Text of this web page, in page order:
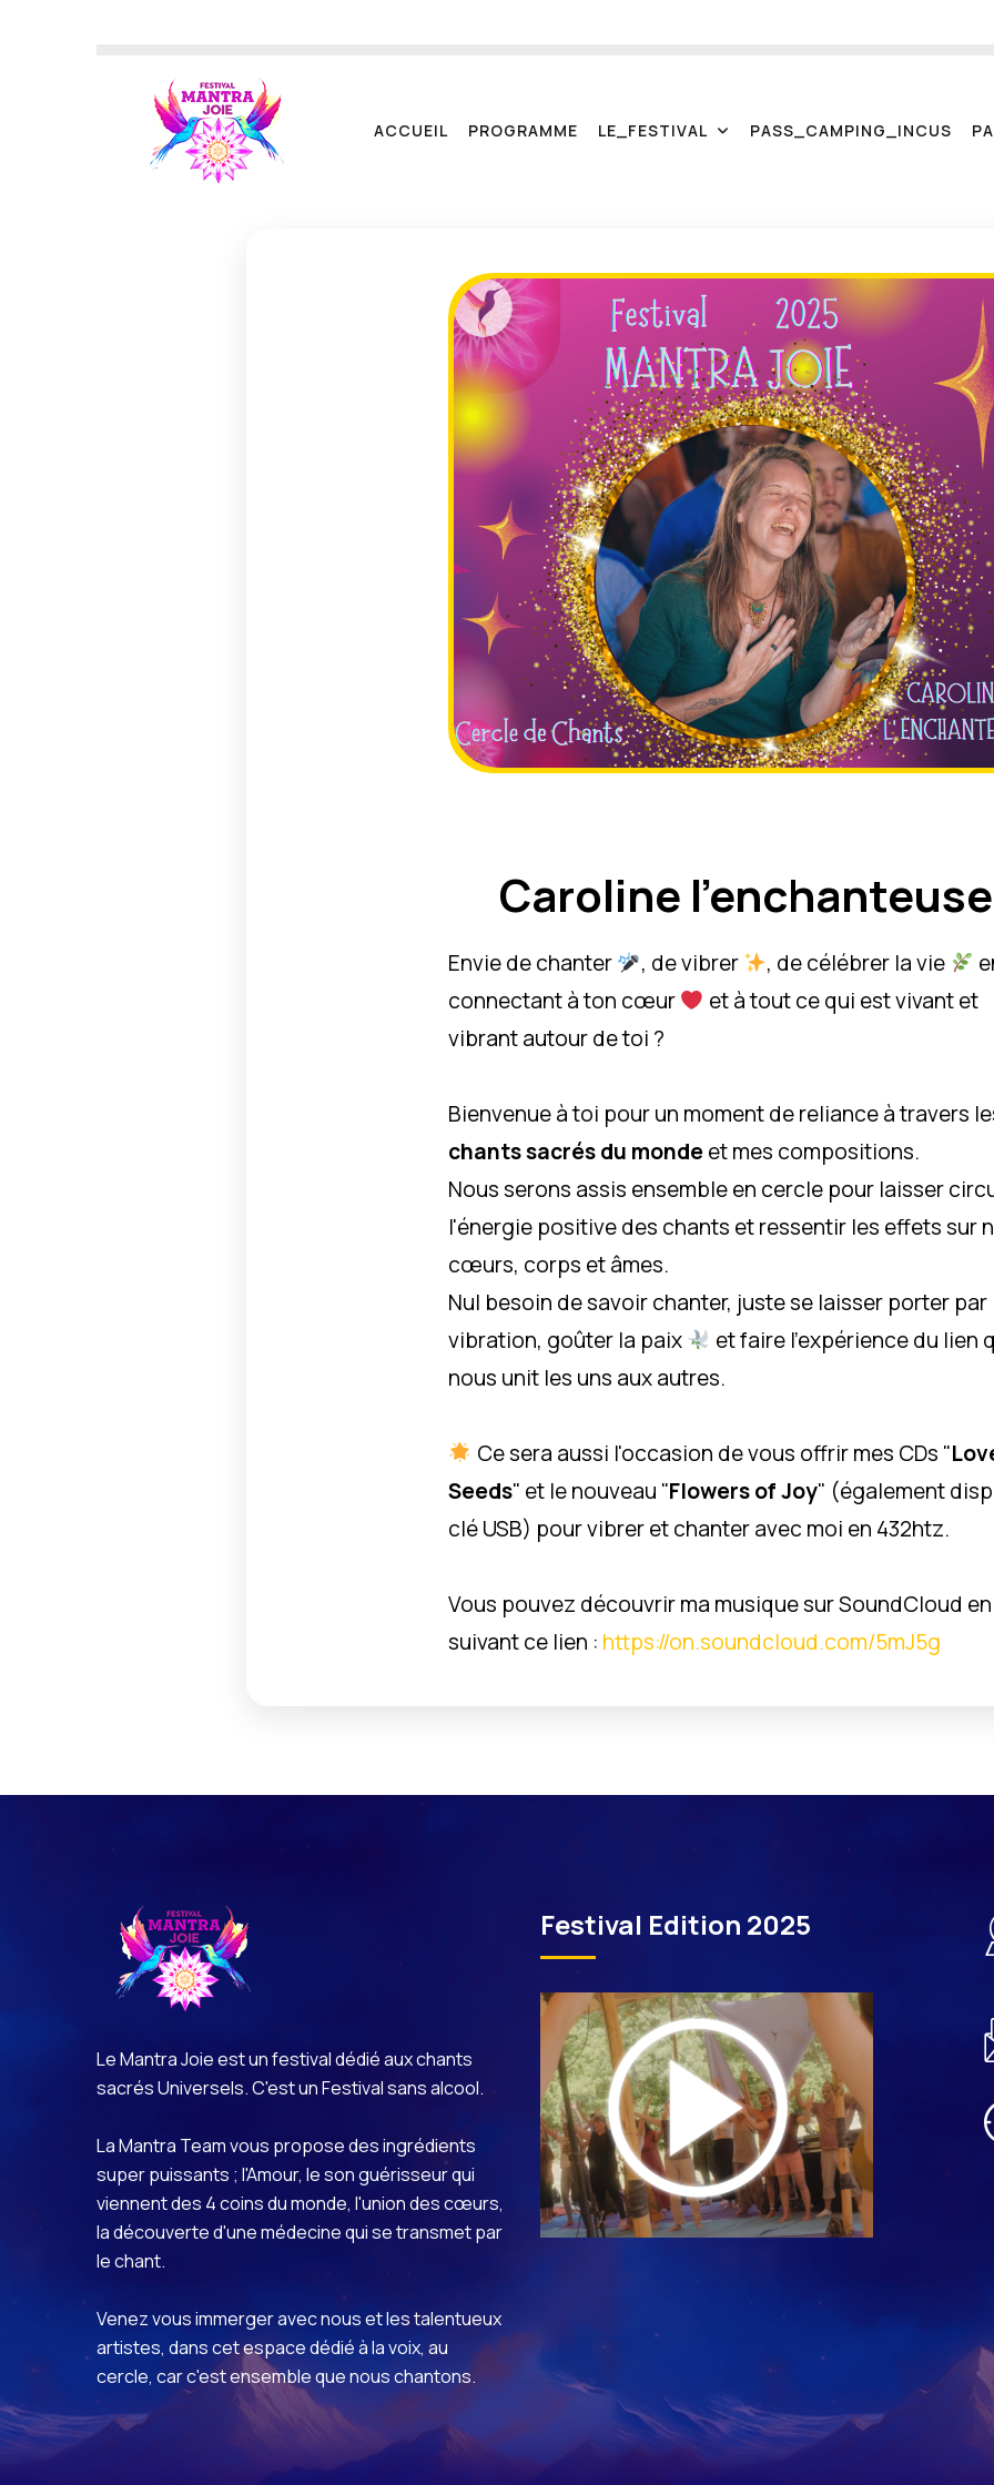
ACCUEIL PROGRAMME LE FESTIVAL PASS CAMPING INCUS PA
Caroline l'enchanteuse
Envie de chanter , de vibrer , de célébrer la vie
connectant à ton cœur
et à tout ce qui est vivant et
vibrant autour de toi ?
Bienvenue à toi pour un moment de reliance à travers
chants sacrés du mondeet mes compositions.
Nous serons assis ensemble en cercle pour laisser
l'énergie positive des chants et ressentir les effets sur
cœurs, corps et âmes.
Nul besoin de savoir chanter, juste se laisser porter par
vibration, goûter la paix
et faire l’expérience du lien
nous unit les uns aux autres.
Ce sera aussi l'occasion de vous offrir mes CDs "
Seeds" et le nouveau "Flowers of Joy" (également
clé USB) pour vibrer et chanter avec moi en 432htz.
Vous pouvez découvrir ma musique sur SoundCloud en
suivant ce lien : https://on.soundcloud.com/5mJ5g
Le Mantra Joie est un festival dédié aux chants
sacrés Universels. C'est un Festival sans alcool.
La Mantra Team vous propose des ingrédients
super puissants ; l'Amour, le son guérisseur qui
viennent des 4 coins du monde, l'union des cœurs,
la découverte d'une médecine qui se transmet par
le chant.
Venez vous immerger avec nous et les talentueux
artistes, dans cet espace dédié à la voix, au
cercle, car c'est ensemble que nous chantons.
Festival Edition 2025